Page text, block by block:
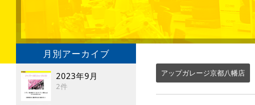
月別アーカイブ
2023年9月
2件
アップガレージ京都八幡店